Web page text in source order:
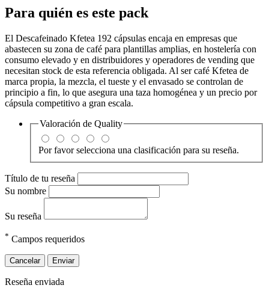
Para quién es este pack
El Descafeinado Kfetea 192 cápsulas encaja en empresas que
abastecen su zona de café para plantillas amplias, en hostelería con
consumo elevado y en distribuidores y operadores de vending que
necesitan stock de esta referencia obligada. Al ser café Kfetea de
marca propia, la mezcla, el tueste y el envasado se controlan de
principio a fin, lo que asegura una taza homogénea y un precio por
cápsula competitivo a gran escala.
Valoración de Quality
Por favor selecciona una clasificación para su reseña.
Título de tu reseña
Su nombre
Su reseña
* Campos requeridos
Cancelar Enviar
Reseña enviada